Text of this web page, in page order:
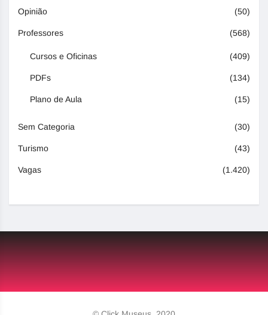
Opinião (50)
Professores (568)
Cursos e Oficinas (409)
PDFs (134)
Plano de Aula (15)
Sem Categoria (30)
Turismo (43)
Vagas (1.420)